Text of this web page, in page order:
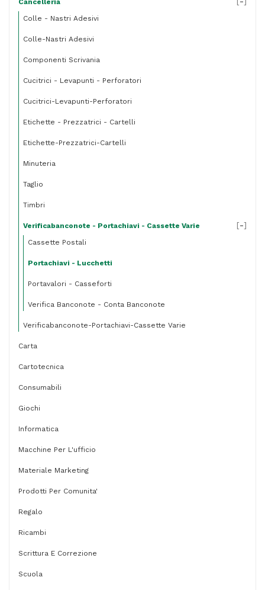
Cancelleria
Colle - Nastri Adesivi
Colle-Nastri Adesivi
Componenti Scrivania
Cucitrici - Levapunti - Perforatori
Cucitrici-Levapunti-Perforatori
Etichette - Prezzatrici - Cartelli
Etichette-Prezzatrici-Cartelli
Minuteria
Taglio
Timbri
Verificabanconote - Portachiavi - Cassette Varie
Cassette Postali
Portachiavi - Lucchetti
Portavalori - Casseforti
Verifica Banconote - Conta Banconote
[-]
Verificabanconote-Portachiavi-Cassette Varie
Carta
Cartotecnica
Consumabili
Giochi
Informatica
Macchine Per L'ufficio
Materiale Marketing
Prodotti Per Comunita'
Regalo
Ricambi
Scrittura E Correzione
Scuola